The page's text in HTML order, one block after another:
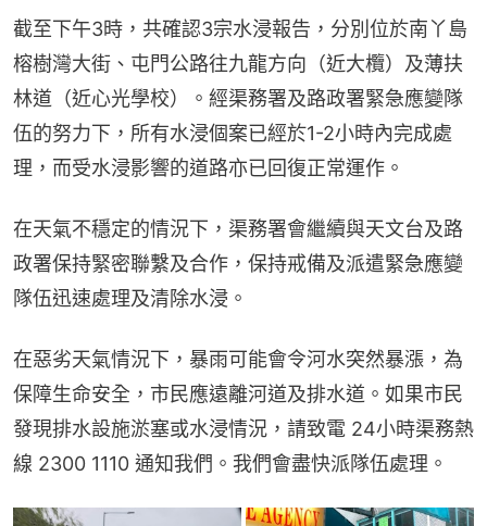
截至下午3時，共確認3宗水浸報告，分別位於南丫島
榕樹灣大街、屯門公路往九龍方向（近大欖）及薄扶
林道（近心光學校）。經渠務署及路政署緊急應變隊
伍的努力下，所有水浸個案已經於1-2小時內完成處
理，而受水浸影響的道路亦已回復正常運作。
在天氣不穩定的情況下，渠務署會繼續與天文台及路
政署保持緊密聯繫及合作，保持戒備及派遣緊急應變
隊伍迅速處理及清除水浸。
在惡劣天氣情況下，暴雨可能會令河水突然暴漲，為
保障生命安全，市民應遠離河道及排水道。如果市民
發現排水設施淤塞或水浸情況，請致電 24小時渠務熱
線 2300 1110 通知我們。我們會盡快派隊伍處理。